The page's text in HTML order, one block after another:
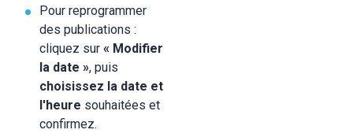
Pour reprogrammer
des publications :
cliquez sur « Modifier
la date », puis
choisissez la date et
l'heure souhaitées et
confirmez.